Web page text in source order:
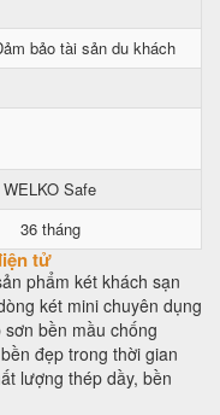
bảo tài sản du khách
WELKO Safe
36 tháng
tử
phẩm két khách sạn
két mini chuyên dụng
bền mầu chống
đẹp trong thời gian
lượng thép dầy, bền